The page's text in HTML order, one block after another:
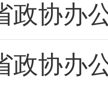
政协办
政协办